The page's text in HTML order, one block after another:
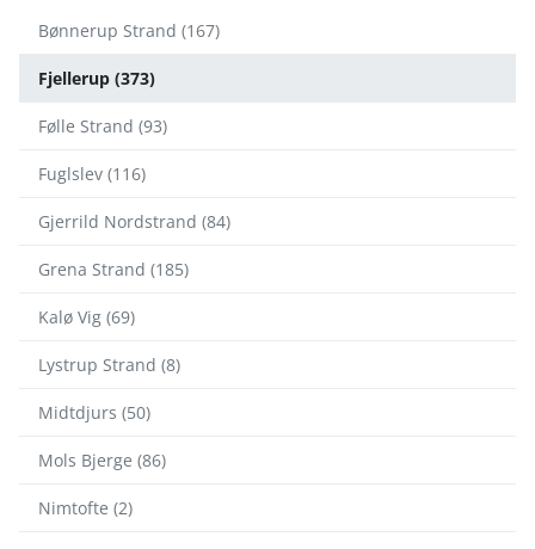
Bønnerup Strand (167)
Fjellerup (373)
Følle Strand (93)
Fuglslev (116)
Gjerrild Nordstrand (84)
Grena Strand (185)
Kalø Vig (69)
Lystrup Strand (8)
Midtdjurs (50)
Mols Bjerge (86)
Nimtofte (2)